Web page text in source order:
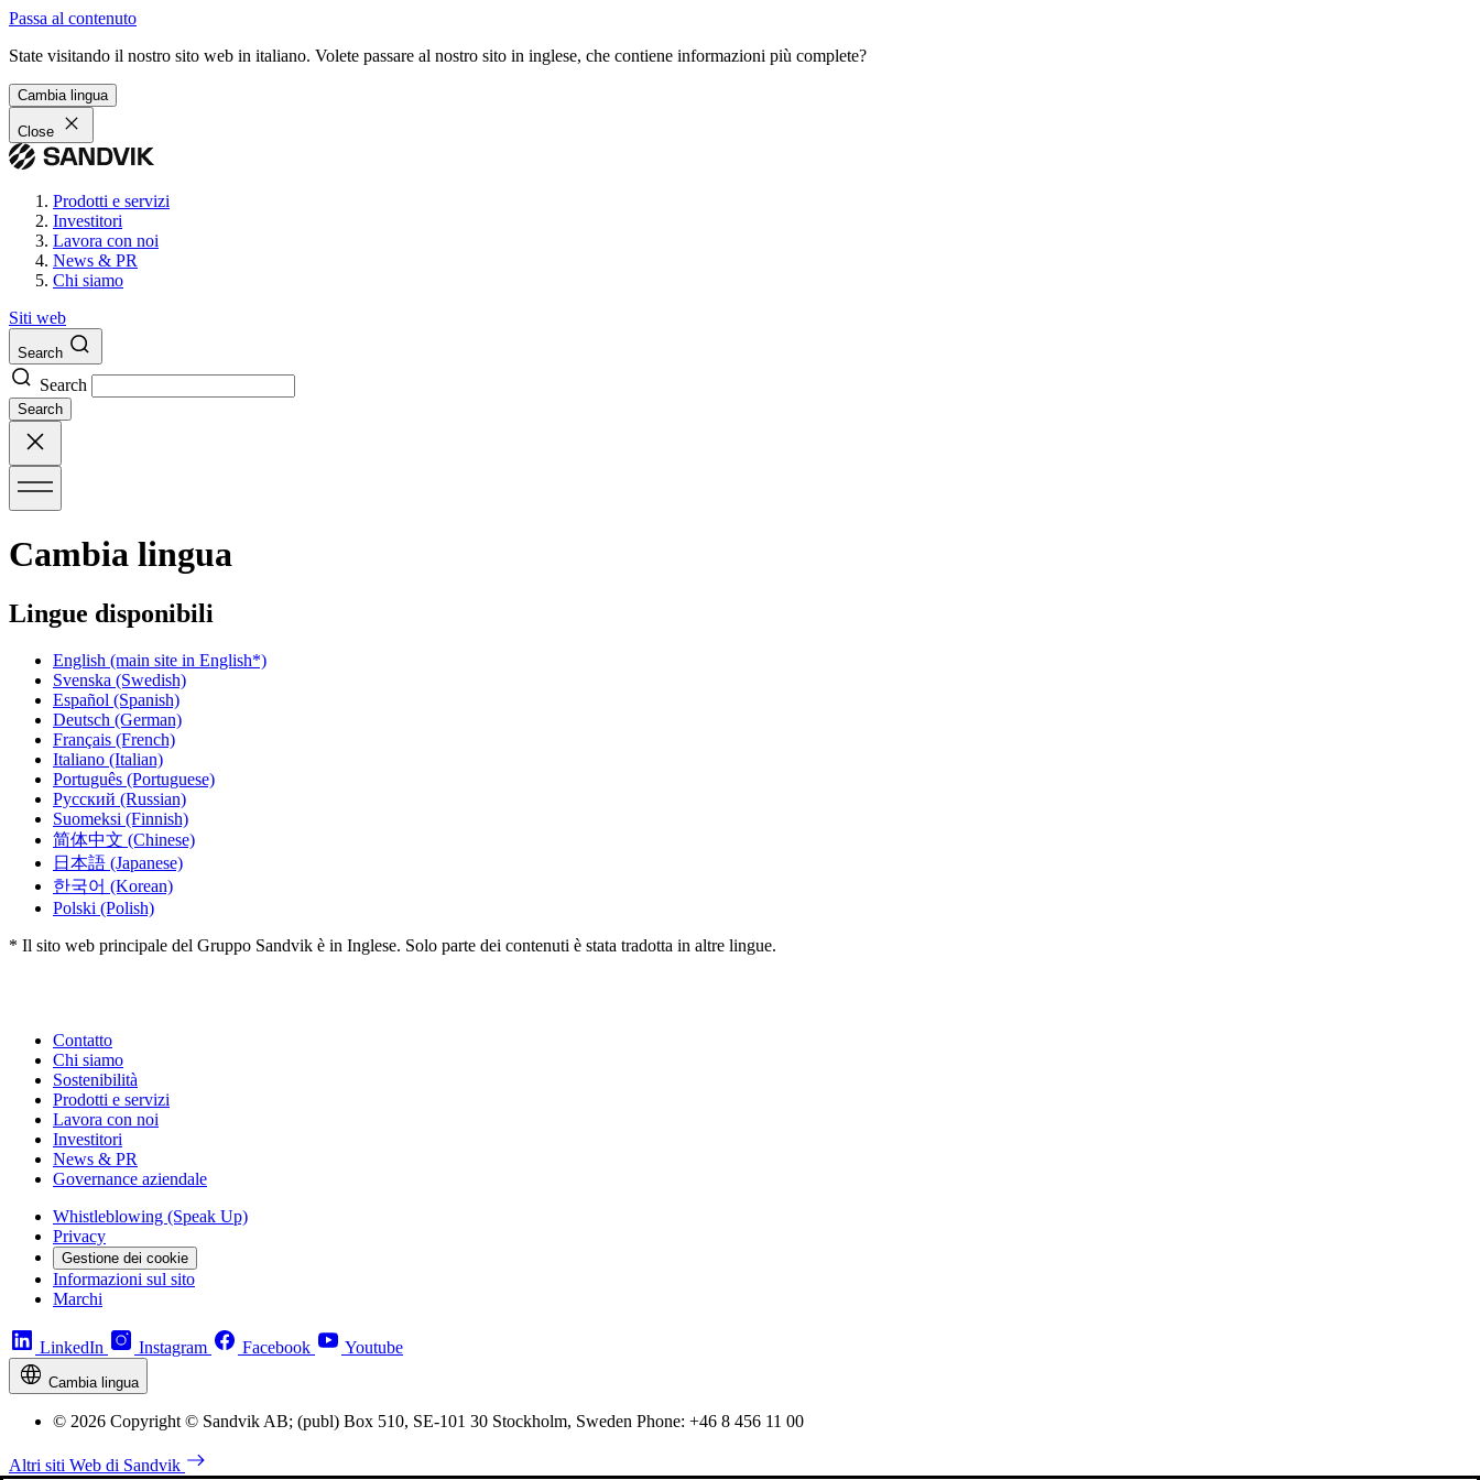
Passa al contenuto
State visitando il nostro sito web in italiano. Volete passare al nostro sito in inglese, che contiene informazioni più complete?
Cambia lingua
Close
Prodotti e servizi
Investitori
Lavora con noi
News & PR
Chi siamo
Siti web
Search
Search
Search
Cambia lingua
Lingue disponibili
English (main site in English*)
Svenska (Swedish)
Español (Spanish)
Deutsch (German)
Français (French)
Italiano (Italian)
Português (Portuguese)
Русский (Russian)
Suomeksi (Finnish)
简体中文 (Chinese)
日本語 (Japanese)
한국어 (Korean)
Polski (Polish)
* Il sito web principale del Gruppo Sandvik è in Inglese. Solo parte dei contenuti è stata tradotta in altre lingue.
Contatto
Chi siamo
Sostenibilità
Prodotti e servizi
Lavora con noi
Investitori
News & PR
Governance aziendale
Whistleblowing (Speak Up)
Privacy
Gestione dei cookie
Informazioni sul sito
Marchi
LinkedIn Instagram Facebook Youtube
Cambia lingua
© 2026 Copyright © Sandvik AB; (publ) Box 510, SE-101 30 Stockholm, Sweden Phone: +46 8 456 11 00
Altri siti Web di Sandvik